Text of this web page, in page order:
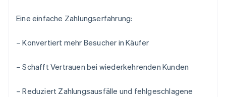
Eine einfache Zahlungserfahrung:
– Konvertiert mehr Besucher in Käufer
– Schafft Vertrauen bei wiederkehrenden Kunden
– Reduziert Zahlungsausfälle und fehlgeschlagene